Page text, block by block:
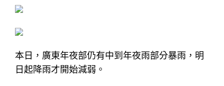
本日，廣東年夜部仍有中到年夜雨部分暴雨，明
日起降雨才開始減弱。